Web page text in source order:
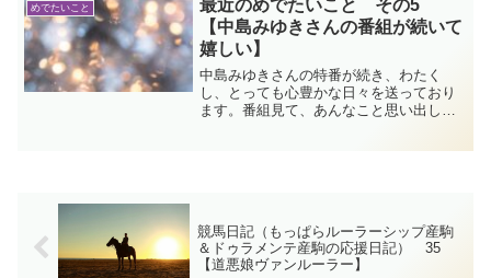
ぁ…。
めでたいこと
最近のめでたいこと その5
【中島みゆきさんの番組が続いて
嬉しい】
中島みゆきさんの特番が続き、わたく
し、とっても心豊かな日々を送っており
ます。番組見て、あんなこと思い出した
競馬日記（もっぱらルーラーシップ産駒
＆ドゥラメンテ産駒の応援日記） 35
【道悪娘ヴァンルーラー】